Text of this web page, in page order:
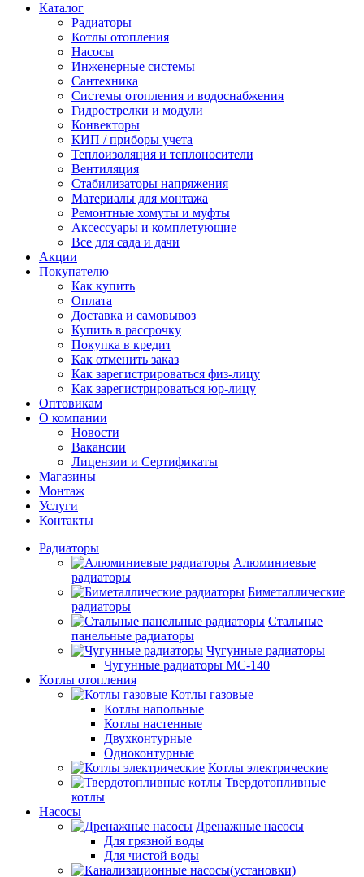
Каталог
Радиаторы
Котлы отопления
Насосы
Инженерные системы
Сантехника
Системы отопления и водоснабжения
Гидрострелки и модули
Конвекторы
КИП / приборы учета
Теплоизоляция и теплоносители
Вентиляция
Стабилизаторы напряжения
Материалы для монтажа
Ремонтные хомуты и муфты
Аксессуары и комплетующие
Все для сада и дачи
Акции
Покупателю
Как купить
Оплата
Доставка и самовывоз
Купить в рассрочку
Покупка в кредит
Как отменить заказ
Как зарегистрироваться физ-лицу
Как зарегистрироваться юр-лицу
Оптовикам
О компании
Новости
Вакансии
Лицензии и Сертификаты
Магазины
Монтаж
Услуги
Контакты
Радиаторы
Алюминиевые
радиаторы
Биметаллические
радиаторы
Стальные
панельные радиаторы
Чугунные радиаторы
Чугунные радиаторы МС-140
Котлы отопления
Котлы газовые
Котлы напольные
Котлы настенные
Двухконтурные
Одноконтурные
Котлы электрические
Твердотопливные
котлы
Насосы
Дренажные насосы
Для грязной воды
Для чистой воды